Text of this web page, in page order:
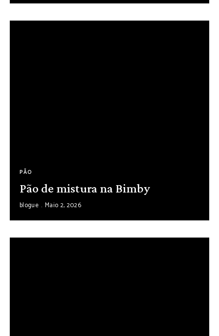
PÃO
Pão de mistura na Bimby
blogue Maio 2, 2026